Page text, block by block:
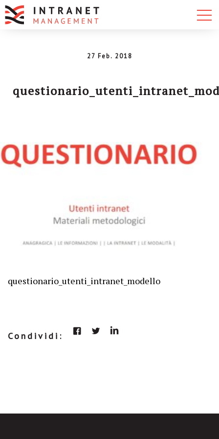
27 Feb. 2018
questionario_utenti_intranet_modello
Condividi: